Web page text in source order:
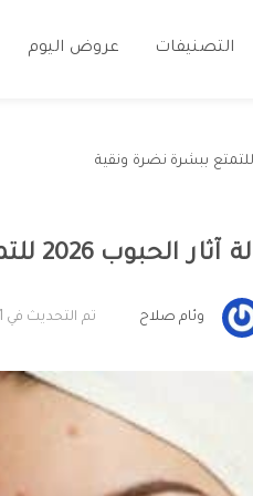
التصنيفات عروض اليوم
للتمتع ببشرة نضرة ونقية
وئام صلاح تم التحديث في 21 نوفمبر، 2023